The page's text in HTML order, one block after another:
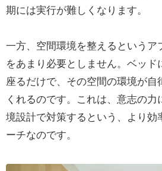
期には実行が難しくなります。
一方、空間環境を整えるというア
をあまり必要としません。ベッ
座るだけで、その空間の環境が自
くれるのです。これは、意志の
境設計で対策するという、より効
ーチなのです。